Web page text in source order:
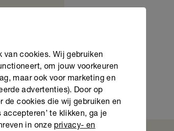
van cookies. Wij gebruiken
om jouw voorkeuren
maar ook voor marketing en
advertenties). Door op
de cookies die wij gebruiken en
accepteren’ te klikken, ga je
in onze privacy- en